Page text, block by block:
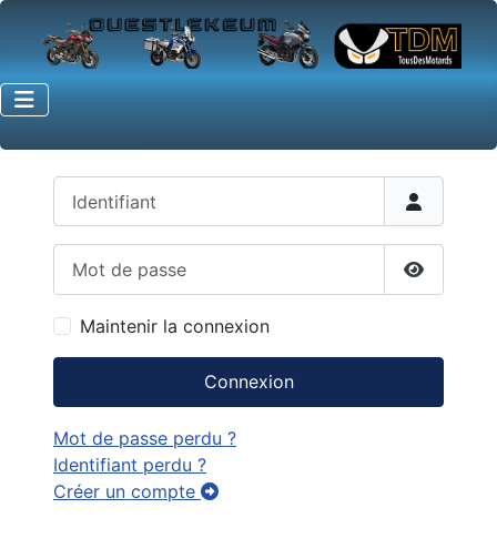
Afficher
Maintenir la connexion
Connexion
Mot de passe perdu ?
Identifiant perdu ?
Créer un compte